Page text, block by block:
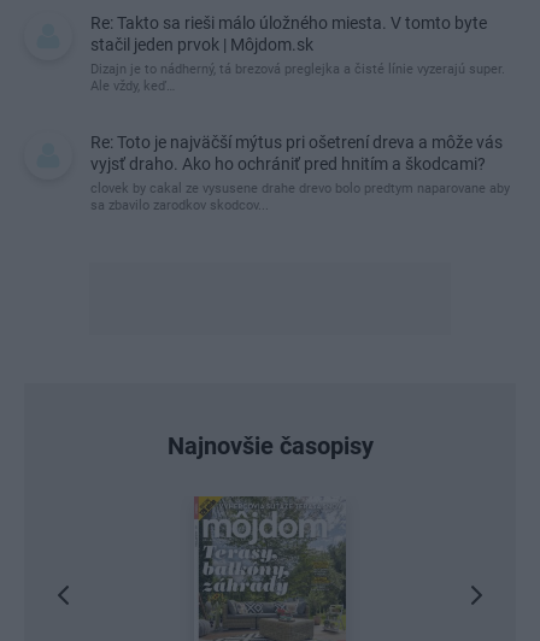
Re: Takto sa rieši málo úložného miesta. V tomto byte
stačil jeden prvok | Môjdom.sk
Dizajn je to nádherný, tá brezová preglejka a čisté línie vyzerajú super.
Ale vždy, keď…
Re: Toto je najväčší mýtus pri ošetrení dreva a môže vás
vyjsť draho. Ako ho ochrániť pred hnitím a škodcami?
clovek by cakal ze vysusene drahe drevo bolo predtym naparovane aby
sa zbavilo zarodkov skodcov...
Najnovšie časopisy